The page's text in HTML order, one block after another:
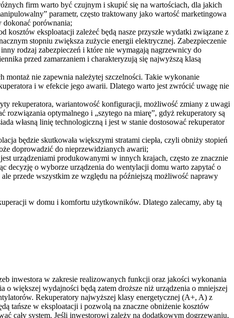
firm warto być czujnym i skupić się na wartościach, dla jakich
parametr, często traktowany jako wartość marketingowa
dokonać porównania;
kosztów eksploatacji zależeć będą nasze przyszłe wydatki związane z
stopniu zwiększa zużycie energii elektrycznej. Zabezpieczenie
rodzaj zabezpieczeń i które nie wymagają nagrzewnicy do
przed zamarzaniem i charakteryzują się najwyższą klasą
nie zapewnia należytej szczelności. Takie wykonanie
i w efekcie jego awarii. Dlatego warto jest zwrócić uwagę nie
rekuperatora, wariantowość konfiguracji, możliwość zmiany z uwagi
optymalnego i „szytego na miarę”, gdyż rekuperatory są
własną linię technologiczną i jest w stanie dostosować rekuperator
będzie skutkowała większymi stratami ciepła, czyli obniży stopień
doprowadzić do nieprzewidzianych awarii;
urządzeniami produkowanymi w innych krajach, często ze znacznie
decyzję o wyborze urządzenia do wentylacji domu warto zapytać o
przede wszystkim ze względu na późniejszą możliwość naprawy
w domu i komfortu użytkowników. Dlatego zalecamy, aby tą
inwestora w zakresie realizowanych funkcji oraz jakości wykonania
większej wydajności będą zatem droższe niż urządzenia o mniejszej
Rekuperatory najwyższej klasy energetycznej (A+, A) z
tańsze w eksploatacji i pozwolą na znaczne obniżenie kosztów
cały system. Jeśli inwestorowi zależy na dodatkowym dogrzewaniu,